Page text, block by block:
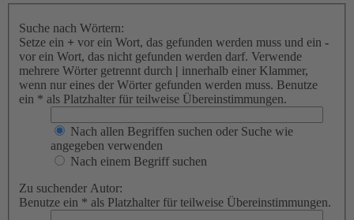
Suche nach Wörtern:
Setze ein + vor ein Wort, das gefunden werden muss und ein -
vor ein Wort, das nicht gefunden werden darf. Verwende
mehrere Wörter getrennt durch | innerhalb einer Klammer,
wenn nur eines der Wörter gefunden werden muss. Benutze
ein * als Platzhalter für teilweise Übereinstimmungen.
Nach allen Begriffen suchen oder Suche wie
angegeben verwenden
Nach einem Begriff suchen
Zu suchender Autor:
Benutze ein * als Platzhalter für teilweise Übereinstimmungen.